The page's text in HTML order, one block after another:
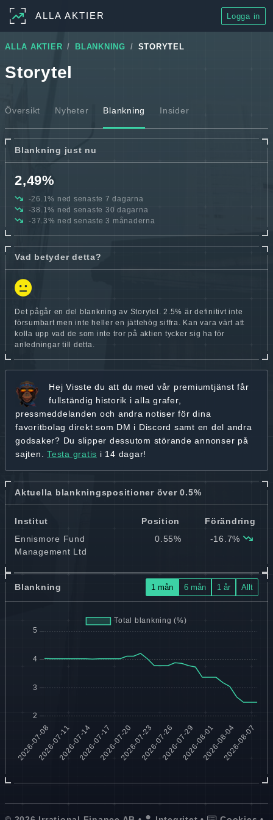
ALLA AKTIER Logga in
ALLA AKTIER BLANKNING STORYTEL
Storytel
Översikt Nyheter Blankning Insider
Blankning just nu
2,49%
-26.1% ned senaste 7 dagarna
-38.1% ned senaste 30 dagarna
-37.3% ned senaste 3 månaderna
Vad betyder detta?
Det pågår en del blankning av Storytel. 2.5% är definitivt inte
försumbart men inte heller en jättehög siffra. Kan vara värt att
kolla upp vad de som inte tror på aktien tycker sig ha för
anledningar till detta.
Hej Visste du att du med vår premiumtjänst får
fullständig historik i alla grafer,
pressmeddelanden och andra notiser för dina
favoritbolag direkt som DM i Discord samt en del andra
godsaker? Du slipper dessutom störande annonser på
sajten. Testa gratis i 14 dagar!
Aktuella blankningspositioner över 0.5%
Institut Position
Förändring
Ennismore Fund
Management Ltd
0.55% -16.7%
Blankning 1 mån 6 mån 1 år Allt